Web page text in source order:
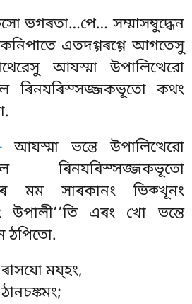
ভগৰতা…পে… সম্মাসম্বুদ্ধেন
এতদগ্গৰগ্গে আগতেসু
আযস্মা উপালিত্থেরো
ৰিনযৰিস্সজ্জকভূতো কথং
আযস্মা ভন্তে উপালিত্থেরো
ৰিনযৰিস্সজ্জকভূতো
মম সাৰকানং ভিক্খূনং
উপালী’’তি এৰং খো ভন্তে
ঠপিতো.
ময্হং,